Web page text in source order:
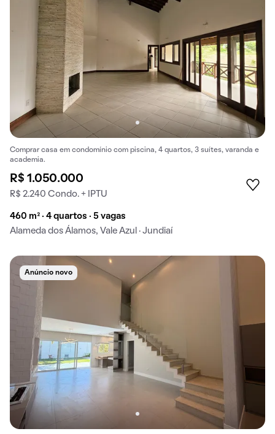
Comprar casa em condomínio com piscina, 4 quartos, 3 suítes, varanda e
academia.
R$ 1.050.000
R$ 2.240 Condo. + IPTU
460 m² · 4 quartos · 5 vagas
Alameda dos Álamos, Vale Azul · Jundiaí
Anúncio novo